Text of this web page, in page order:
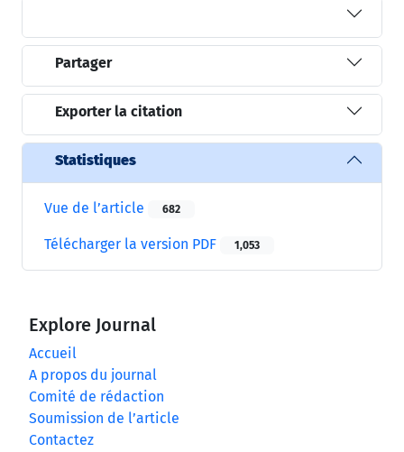
Partager
Exporter la citation
Statistiques
Vue de l’article 682
Télécharger la version PDF 1,053
Explore Journal
Accueil
A propos du journal
Comité de rédaction
Soumission de l’article
Contactez